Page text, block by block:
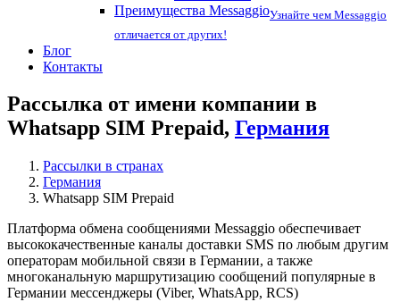
Преимущества MessaggioУзнайте чем Messaggio
отличается от других!
Блог
Контакты
Рассылка от имени компании в
Whatsapp SIM Prepaid, Германия
Рассылки в странах
Германия
Whatsapp SIM Prepaid
Платформа обмена сообщениями Messaggio обеспечивает
высококачественные каналы доставки SMS по любым другим
операторам мобильной связи в Германии, а также
многоканальную маршрутизацию сообщений популярные в
Германии мессенджеры (Viber, WhatsApp, RCS)